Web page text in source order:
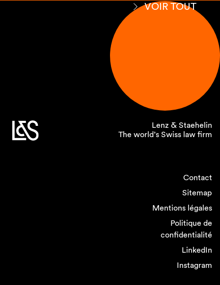
VOIR TOUT
Lenz & Staehelin
The world’s Swiss law firm
Contact
Sitemap
Mentions légales
Politique de
confidentialité
LinkedIn
Instagram